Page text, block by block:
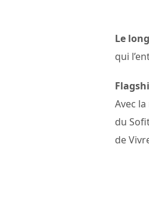
Le
qui
Avec
du
de